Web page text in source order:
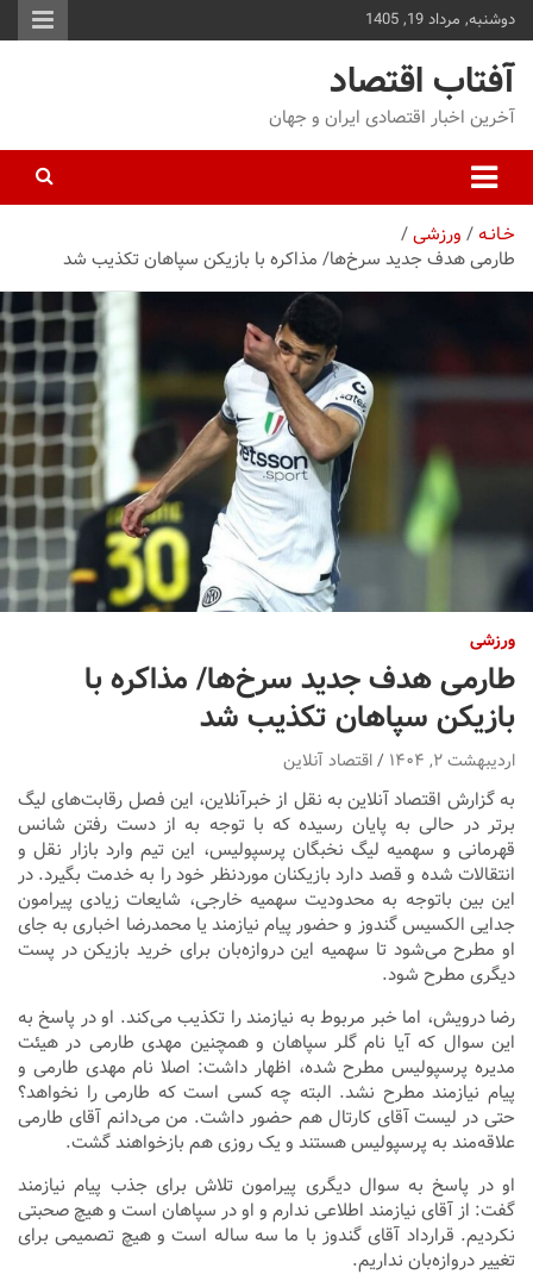
دوشنبه, مرداد 19, 1405
آفتاب اقتصاد
آخرین اخبار اقتصادی ایران و جهان
خـانـه ورزشی
طارمی هدف جدید سرخ‌ها/ مذاکره با بازیکن سپاهان تکذیب شد
ورزشی
طارمی هدف جدید سرخ‌ها/ مذاکره با
بازیکن سپاهان تکذیب شد
اردیبهشت ۲, ۱۴۰۴ اقتصاد آنلاین
به گزارش اقتصاد آنلاین به نقل از خبرآنلاین، این فصل رقابت‌های لیگ
برتر در حالی به پایان رسیده که با توجه به از دست رفتن شانس
قهرمانی و سهمیه لیگ نخبگان پرسپولیس، این تیم وارد بازار نقل و
انتقالات شده و قصد دارد بازیکنان موردنظر خود را به خدمت بگیرد. در
این بین باتوجه به محدودیت سهمیه خارجی، شایعات زیادی پیرامون
جدایی الکسیس گندوز و حضور پیام نیازمند یا محمدرضا اخباری به جای
او مطرح می‌شود تا سهمیه این دروازه‌بان برای خرید بازیکن در پست
دیگری مطرح شود.
رضا درویش، اما خبر مربوط به نیازمند را تکذیب می‌کند. او در پاسخ به
این سوال که آیا نام گلر سپاهان و همچنین مهدی طارمی در هیئت
مدیره پرسپولیس مطرح شده، اظهار داشت: اصلا نام مهدی طارمی و
پیام نیازمند مطرح نشد. البته چه کسی است که طارمی را نخواهد؟
حتی در لیست آقای کارتال هم حضور داشت. من می‌دانم آقای طارمی
علاقه‌مند به پرسپولیس هستند و یک روزی هم بازخواهند گشت.
او در پاسخ به سوال دیگری پیرامون تلاش برای جذب پیام نیازمند
گفت: از آقای نیازمند اطلاعی ندارم و او در سپاهان است و هیچ صحبتی
نکردیم. قرارداد آقای گندوز با ما سه ساله است و هیچ تصمیمی برای
تغییر دروازه‌بان نداریم.